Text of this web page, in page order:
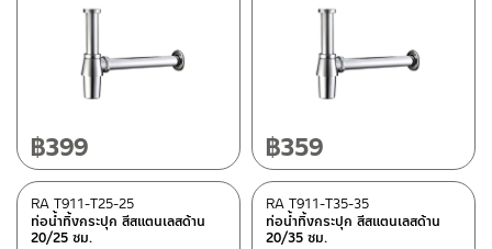
ประเภท
ท่อน้ำทิ้งกระปุก
วัสดุ
สแตนเลส เกรด 304(3)
฿399 ฿359
ท่อน้ำทิ้งกระปุก สีสแตนเลสด้าน
20/25 ซม.
RA T911-T25-25
ท่อน้ำทิ้งกระปุก สีสแตนเลสด้าน
20/35 ซม.
RA T911-T35-35